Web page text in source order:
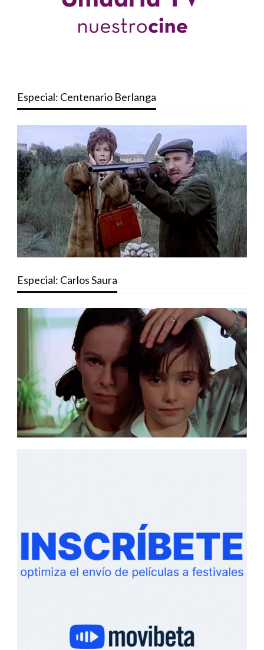
Especial: Centenario Berlanga
Especial: Carlos Saura